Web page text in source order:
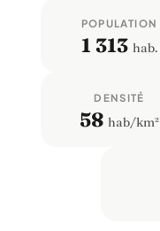
POPULATION
1 313 hab.
DENSITÉ
58 hab/km²